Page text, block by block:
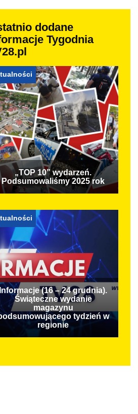
dodane
Tygodnia
„TOP 10” wydarzeń.
Podsumowaliśmy 2025 rok
(16 – 24 grudnia).
Świąteczne wydanie
magazynu
tydzień w
regionie